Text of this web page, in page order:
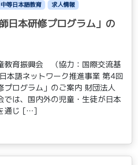
中等日本語教育 求人情報
日本研修プログラム」の
育振興会 （協力：国際交流基
本語ネットワーク推進事業 第4回
プログラム」のご案内 財団法人
では、国内外の児童・生徒が日本
通じ […]